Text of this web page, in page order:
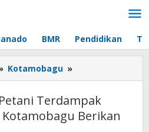
BMR Pendidikan
Kotamobagu »
untuk
Petani
Terdampak
Covid-
Terdampak
Berikan